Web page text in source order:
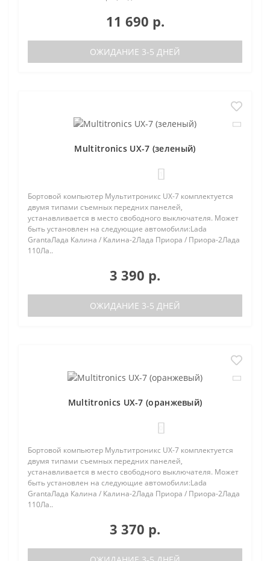
11 690 р.
ОЖИДАНИЕ 3-5 ДНЕЙ
Multitronics UX-7 (зеленый)
Бортовой компьютер Мультитроникс UX-7 комплектуется
двумя типами съемных передних панелей,
устанавливается в место свободного выключателя. Может
быть установлен на следующие автомобили:Lada
GrantaЛада Калина / Калина-2Лада Приора / Приора-2Лада
110Ла..
3 390 р.
ОЖИДАНИЕ 3-5 ДНЕЙ
Multitronics UX-7 (оранжевый)
Бортовой компьютер Мультитроникс UX-7 комплектуется
двумя типами съемных передних панелей,
устанавливается в место свободного выключателя. Может
быть установлен на следующие автомобили:Lada
GrantaЛада Калина / Калина-2Лада Приора / Приора-2Лада
110Ла..
3 370 р.